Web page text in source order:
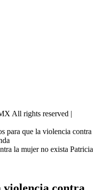
All rights reserved |
para que la violencia contra